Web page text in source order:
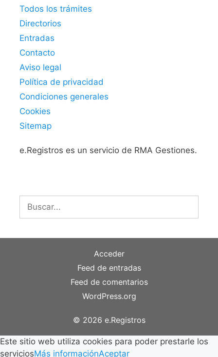
Todos los trámites
Directorios
Entradas
Contacto
Aviso legal
Política de privacidad
Condiciones generales
Cookies
Sitemap
e.Registros es un servicio de RMA Gestiones.
Buscar:
Acceder
Feed de entradas
Feed de comentarios
WordPress.org
© 2026 e.Registros
Este sitio web utiliza cookies para poder prestarle los
serviciosMás informaciónAceptar